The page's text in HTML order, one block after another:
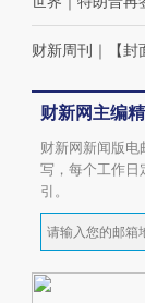
财新周刊 ｜ 【
财新网主编
财新网新闻版电
写，每个工作日
引。